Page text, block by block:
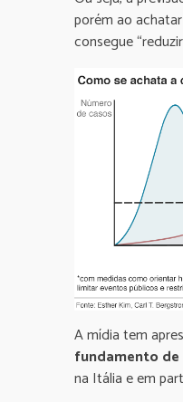
porém ao
consegue
A mídia tem
fundamento de
na Itália e em